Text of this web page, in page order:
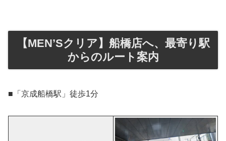
【MEN’Sクリア】船橋店へ、最寄り駅
からのルート案内
■「京成船橋駅」徒歩1分